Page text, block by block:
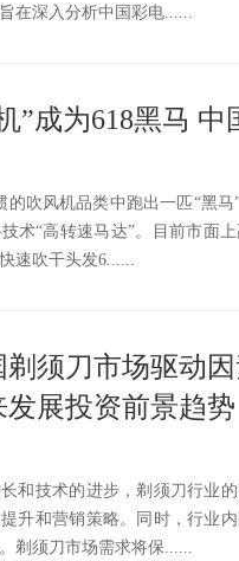
在深入分析中国彩电......
”成为618黑马
的吹风机品类中跑出一匹“黑
术“高转速马达”。目前市面
速吹干头发6......
剃须刀市场驱动
发展投资前景趋势
和技术的进步，剃须刀行业
升和营销策略。同时，行业
剃须刀市场需求将保......